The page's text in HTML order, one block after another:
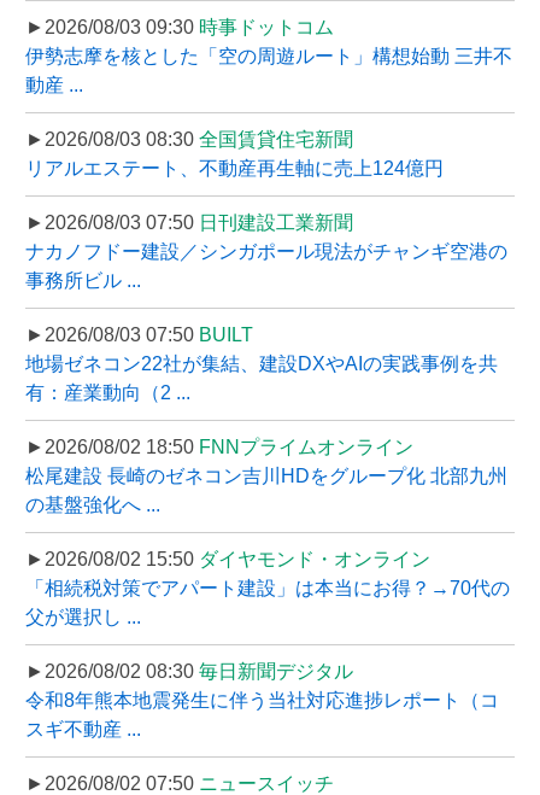
►2026/08/03 09:30 時事ドットコム
伊勢志摩を核とした「空の周遊ルート」構想始動 三井不
動産 ...
►2026/08/03 08:30 全国賃貸住宅新聞
リアルエステート、不動産再生軸に売上124億円
►2026/08/03 07:50 日刊建設工業新聞
ナカノフドー建設／シンガポール現法がチャンギ空港の
事務所ビル ...
►2026/08/03 07:50 BUILT
地場ゼネコン22社が集結、建設DXやAIの実践事例を共
有：産業動向（2 ...
►2026/08/02 18:50 FNNプライムオンライン
松尾建設 長崎のゼネコン吉川HDをグループ化 北部九州
の基盤強化へ ...
►2026/08/02 15:50 ダイヤモンド・オンライン
「相続税対策でアパート建設」は本当にお得？→70代の
父が選択し ...
►2026/08/02 08:30 毎日新聞デジタル
令和8年熊本地震発生に伴う当社対応進捗レポート（コ
スギ不動産 ...
►2026/08/02 07:50 ニュースイッチ